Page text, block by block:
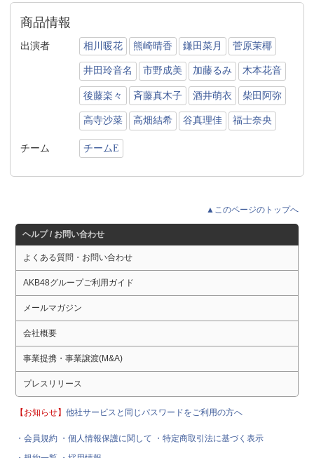
商品情報
出演者 相川暖花 熊崎晴香 鎌田菜月 菅原茉椰
井田玲音名 市野成美 加藤るみ 木本花音
後藤楽々 斉藤真木子 酒井萌衣 柴田阿弥
高寺沙菜 高畑結希 谷真理佳 福士奈央
チーム チームE
▲このページのトップへ
ヘルプ / お問い合わせ
よくある質問・お問い合わせ
AKB48グループご利用ガイド
メールマガジン
会社概要
事業提携・事業譲渡(M&A)
プレスリリース
【お知らせ】他社サービスと同じパスワードをご利用の方へ
・会員規約 ・個人情報保護に関して
・特定商取引法に基づく表示